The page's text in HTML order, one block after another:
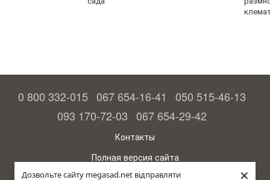
Дозвольте сайту megasad.net відправляти ×
0 800 332-015 067 654-16-41
050 515-46-13
093 170-72-03 067 654-29-42
Контакты
Полная версия сайта
© 2015—2026